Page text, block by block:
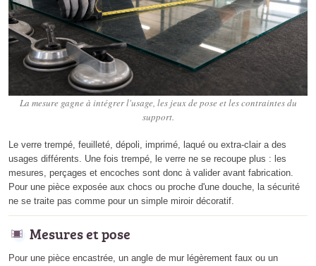
La mesure gagne à intégrer l'usage, les jeux de pose et les contraintes du
support.
Le verre trempé, feuilleté, dépoli, imprimé, laqué ou extra-clair a des
usages différents. Une fois trempé, le verre ne se recoupe plus : les
mesures, perçages et encoches sont donc à valider avant fabrication.
Pour une pièce exposée aux chocs ou proche d'une douche, la sécurité
ne se traite pas comme pour un simple miroir décoratif.
Mesures et pose
Pour une pièce encastrée, un angle de mur légèrement faux ou un